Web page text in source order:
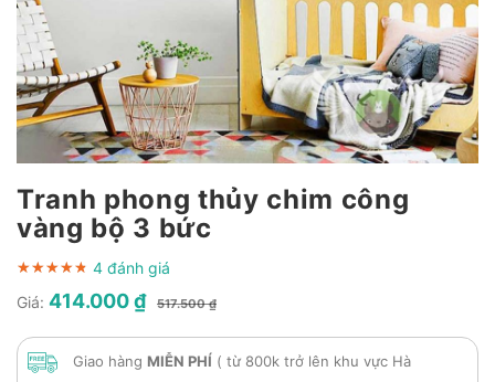
Tranh phong thủy chim công
vàng bộ 3 bức
★★★★★
★★★★★
★★★★★ 4 đánh giá
Giá: 414.000 ₫ 517.500 ₫
Giao hàng MIỄN PHÍ ( từ 800k trở lên khu vực Hà